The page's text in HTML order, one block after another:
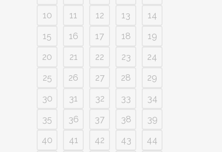
10
11 12 13
14
15
16 17 18
19
20
21 22 23
24
25
26 27 28
29
30
31 32 33
34
35
36 37 38
39
40
41 42 43
44